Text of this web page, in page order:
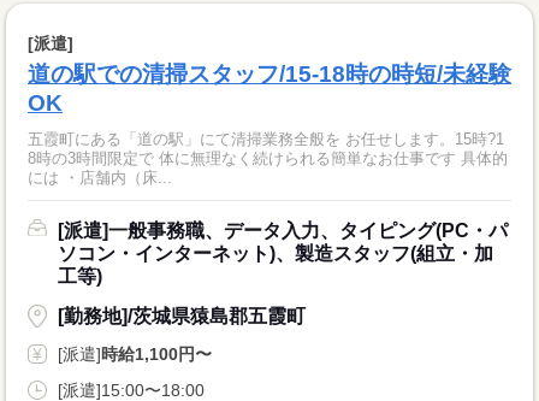
[派遣]
道の駅での清掃スタッフ/15-18時の時短/未経験
OK
五霞町にある「道の駅」にて清掃業務全般を お任せします。15時?1
8時の3時間限定で 体に無理なく続けられる簡単なお仕事です 具体的
には ・店舗内（床...
[派遣]一般事務職、データ入力、タイピング(PC・パ
ソコン・インターネット)、製造スタッフ(組立・加
工等)
[勤務地]/茨城県猿島郡五霞町
[派遣]時給1,100円〜
[派遣]15:00〜18:00